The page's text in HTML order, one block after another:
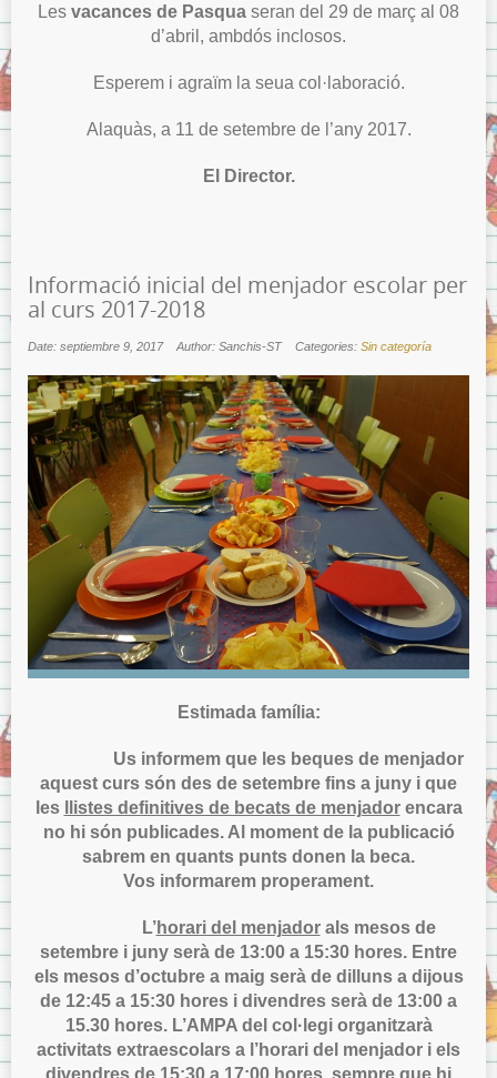
Les vacances de Pasqua seran del 29 de març al 08
d’abril, ambdós inclosos.
Esperem i agraïm la seua col·laboració.
Alaquàs, a 11 de setembre de l’any 2017.
El Director.
Informació inicial del menjador escolar per
al curs 2017-2018
Date: septiembre 9, 2017 Author: Sanchis-ST Categories: Sin categoría
Estimada família:
Us informem que les beques de menjador
aquest curs són des de setembre fins a juny i que
les
llistes definitives de becats de menjadorencara
no hi són publicades. Al moment de la publicació
sabrem en quants punts donen la beca.
Vos informarem properament.
L’horari del menjadorals mesos de
setembre i juny serà de 13:00 a 15:30 hores. Entre
els mesos d’octubre a maig serà de dilluns a dijous
de 12:45 a 15:30 hores i divendres serà de 13:00 a
15.30 hores. L’AMPA del col·legi organitzarà
activitats extraescolars a l’horari del menjador i els
divendres de 15:30 a 17:00 hores, sempre que hi